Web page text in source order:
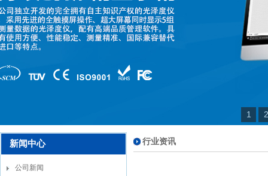
1 2
新闻中心
公司新闻
行业资讯